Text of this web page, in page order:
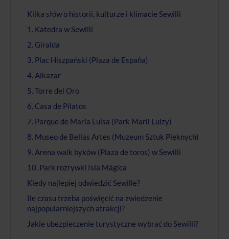
Kilka słów o historii, kulturze i klimacie Sewilli
1. Katedra w Sewilli
2. Giralda
3. Plac Hiszpański (Plaza de España)
4. Alkazar
5. Torre del Oro
6. Casa de Pilatos
7. Parque de Maria Luisa (Park Marii Luizy)
8. Museo de Bellas Artes (Muzeum Sztuk Pięknych)
9. Arena walk byków (Plaza de toros) w Sewilli
10. Park rozrywki Isla Mágica
Kiedy najlepiej odwiedzić Sewille?
Ile czasu trzeba poświęcić na zwiedzenie
najpopularniejszych atrakcji?
Jakie ubezpieczenie turystyczne wybrać do Sewilli?